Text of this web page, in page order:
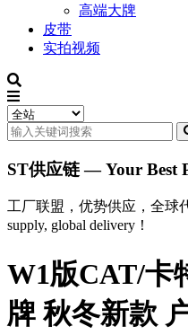
高端大牌
皮带
实拍视频
ST供应链 — Your Best
工厂联盟，优势供应，全球
supply, global delivery！
W1版CAT/卡
牌 秋冬新款